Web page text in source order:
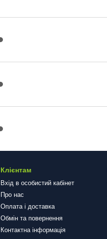
Клієнтам
Вхід в особистий кабінет
Про нас
Оплата і доставка
Обмін та повернення
Контактна інформація